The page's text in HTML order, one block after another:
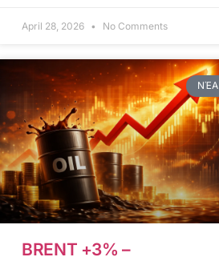
April 28, 2026 No Comments
ΝΈΑ
BRENT +3% –